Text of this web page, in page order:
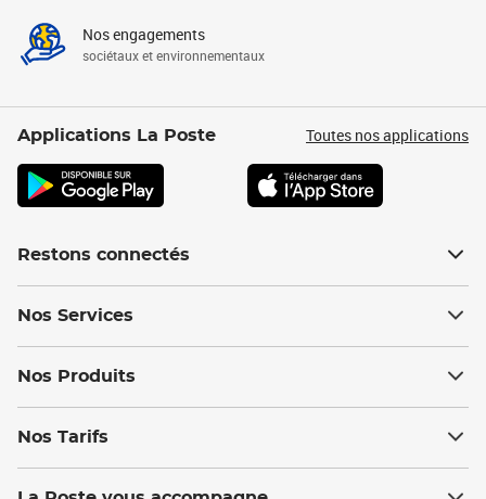
Nos engagements
sociétaux et environnementaux
Applications La Poste Toutes nos applications
Restons connectés
Nos Services
Nos Produits
Nos Tarifs